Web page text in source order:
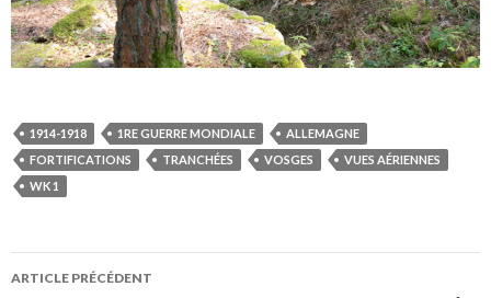
1914-1918 1RE GUERRE MONDIALE
ALLEMAGNE
FORTIFICATIONS
TRANCHÉES VOSGES
VUES AÉRIENNES
WK 1
Navigation
ARTICLE PRÉCÉDENT